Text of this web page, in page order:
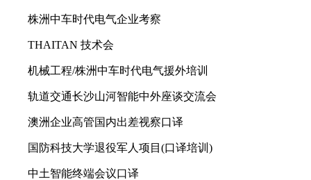
株洲中车时代电气企业考察
THAITAN 技术会
机械工程/株洲中车时代电气援外培训
轨道交通长沙山河智能中外座谈交流会
澳洲企业高管国内出差视察口译
国防科技大学退役军人项目(口译培训)
中土智能终端会议口译